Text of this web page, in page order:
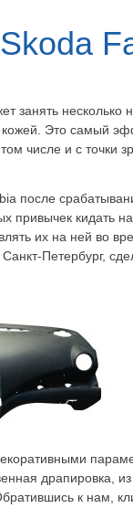
занять несколько
кожей. Это самый
числе и с точки
после
привычек кидать
их на ней во
Петербург,
драпировка,
к нам,